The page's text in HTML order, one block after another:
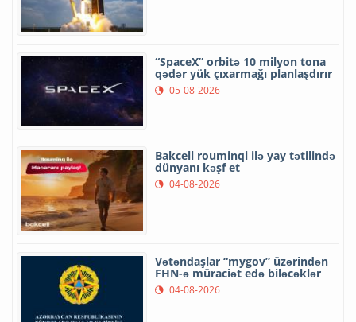
“SpaceX” orbitə 10 milyon tona
qədər yük çıxarmağı planlaşdırır
05-08-2026
Bakcell rouminqi ilə yay tətilində
dünyanı kəşf et
04-08-2026
Vətəndaşlar “mygov” üzərindən
FHN-ə müraciət edə biləcəklər
04-08-2026